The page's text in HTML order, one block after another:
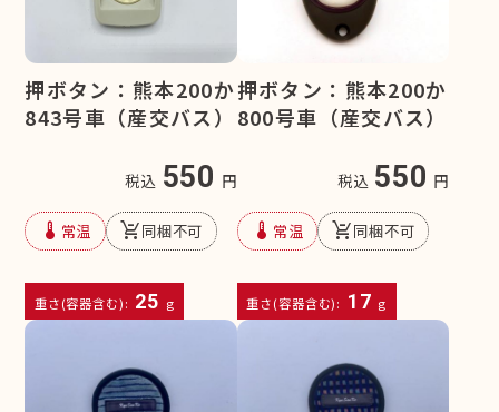
押ボタン：熊本200か
843号車（産交バス）
税込 550 円
device_thermostat 常温 remove_shopping_cart同梱不可
重さ(容器含む): 25 g
押ボタン：熊本200か
800号車（産交バス）
税込 550 円
device_thermostat 常温 remove_shopping_cart同梱不可
重さ(容器含む): 17 g